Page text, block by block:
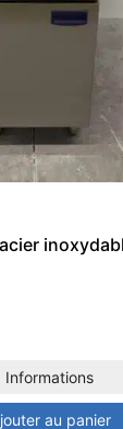
Informations
au panier